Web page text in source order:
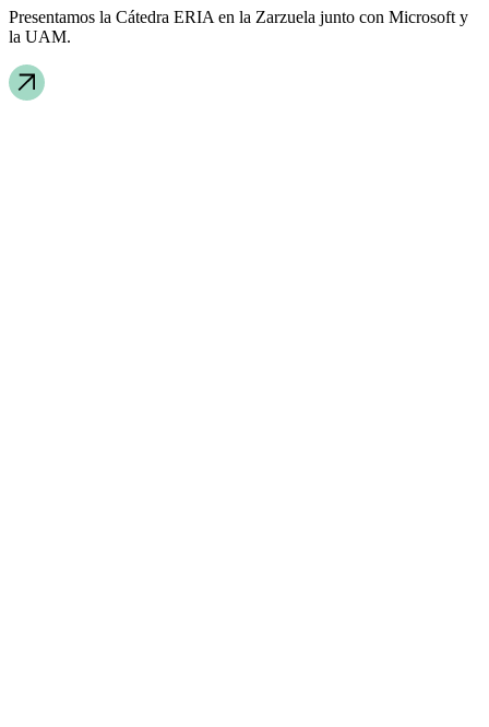
Presentamos la Cátedra ERIA en la Zarzuela junto con Microsoft y
la UAM.